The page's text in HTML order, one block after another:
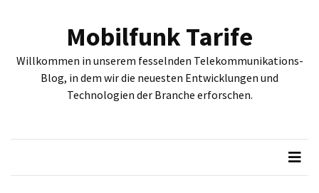
BEITRÄGE
Mobilfunk Tarife
Willkommen in unserem fesselnden Telekommunikations-
Blog, in dem wir die neuesten Entwicklungen und
Technologien der Branche erforschen.